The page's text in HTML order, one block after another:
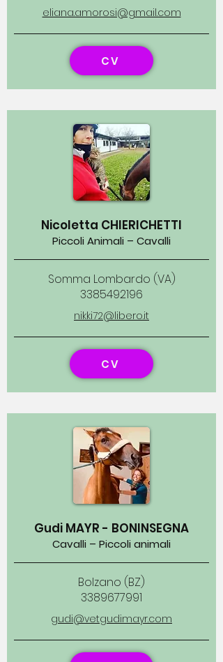
eliana.amorosi@gmail.com
CV
Nicoletta CHIERICHETTI
Piccoli Animali – Cavalli
Somma Lombardo (VA)
3385492196
nikki72@libero.it
CV
Gudi MAYR - BONINSEGNA
Cavalli – Piccoli animali
Bolzano (BZ)
3389677991
gudi@vetgudimayr.com